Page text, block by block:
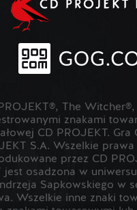
The Witcher®,
znakami
CD PROJEKT. Gra
S.A. Wszelkie prawa
przez CD
jest osadzona w
Sapkowskiego w
Wszelkie inne znaki